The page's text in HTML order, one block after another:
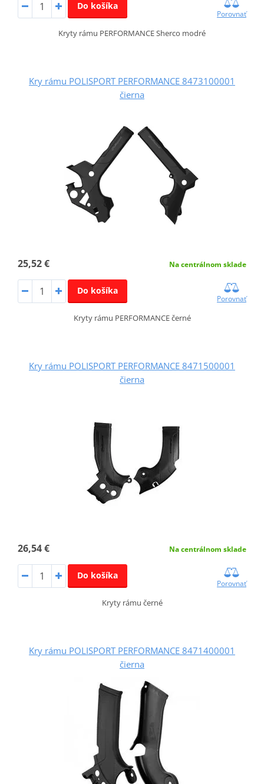
Do košíka
Porovnať
Kryty rámu PERFORMANCE Sherco modré
Kry rámu POLISPORT PERFORMANCE 8473100001
čierna
25,52 € Na centrálnom sklade
Do košíka
Porovnať
Kryty rámu PERFORMANCE černé
Kry rámu POLISPORT PERFORMANCE 8471500001
čierna
26,54 € Na centrálnom sklade
Do košíka
Porovnať
Kryty rámu černé
Kry rámu POLISPORT PERFORMANCE 8471400001
čierna